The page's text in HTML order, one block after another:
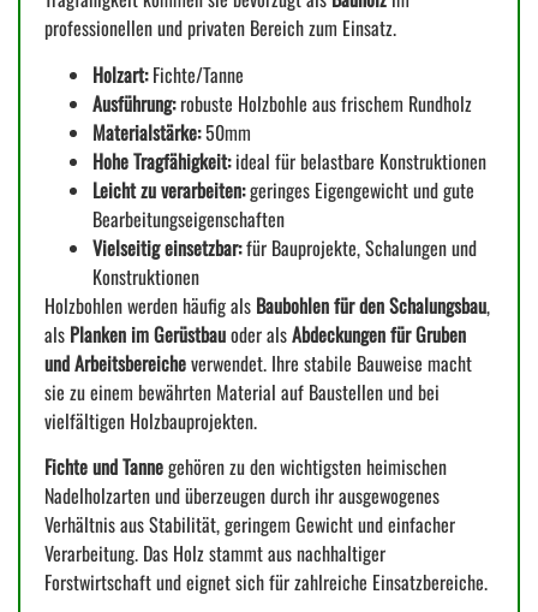
professionellen und privaten Bereich zum Einsatz.
Holzart:Fichte/Tanne
Ausführung:robuste Holzbohle aus frischem Rundholz
Materialstärke:50mm
Hohe Tragfähigkeit:ideal für belastbare Konstruktionen
Leicht zu verarbeiten:geringes Eigengewicht und gute
Bearbeitungseigenschaften
Vielseitig einsetzbar:für Bauprojekte, Schalungen und
Konstruktionen
Holzbohlen werden häufig als Baubohlen für den Schalungsbau,
als Planken im Gerüstbauoder alsAbdeckungen für Gruben
und Arbeitsbereicheverwendet. Ihre stabile Bauweise macht
sie zu einem bewährten Material auf Baustellen und bei
vielfältigen Holzbauprojekten.
Fichte und Tannegehören zu den wichtigsten heimischen
Nadelholzarten und überzeugen durch ihr ausgewogenes
Verhältnis aus Stabilität, geringem Gewicht und einfacher
Verarbeitung. Das Holz stammt aus nachhaltiger
Forstwirtschaft und eignet sich für zahlreiche Einsatzbereiche.